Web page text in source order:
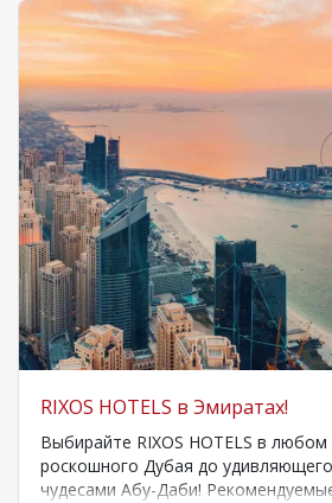
RIXOS HOTELS в Эмиратах!
Выбирайте RIXOS HOTELS в любом
роскошного Дубая до
чудесами Абу-Даби!